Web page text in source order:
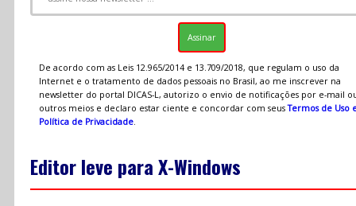
De acordo com as Leis 12.965/2014 e 13.709/2018, que regulam o uso da
Internet e o tratamento de dados pessoais no Brasil, ao me inscrever na
newsletter do portal DICAS-L, autorizo o envio de notificações por e-mail
outros meios e declaro estar ciente e concordar com seusTermos de Uso
Política de Privacidade.
Editor leve para X-Windows